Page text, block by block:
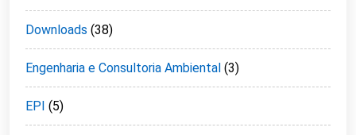
Downloads (38)
Engenharia e Consultoria Ambiental (3)
EPI (5)